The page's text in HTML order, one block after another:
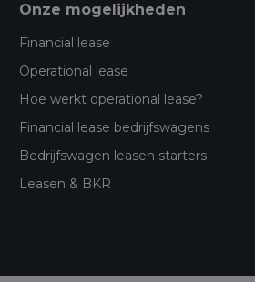
Onze mogelijkheden
Financial lease
Operational lease
Hoe werkt operational lease?
Financial lease bedrijfswagens
Bedrijfswagen leasen starters
Leasen & BKR